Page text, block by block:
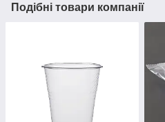
Подібні товари компанії